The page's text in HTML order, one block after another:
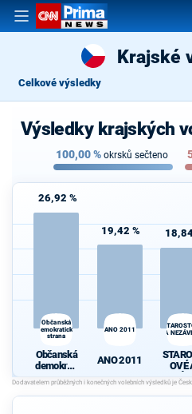
Krajské
Celkové výsledky
Výsledky krajských
100,00% okrsků sečteno
26,92 %
Občanská
demokratická
strana
Občanská
demokrati
cká strana
19,42 %
ANO 2011
ANO 2011
A
OVÉ
Í